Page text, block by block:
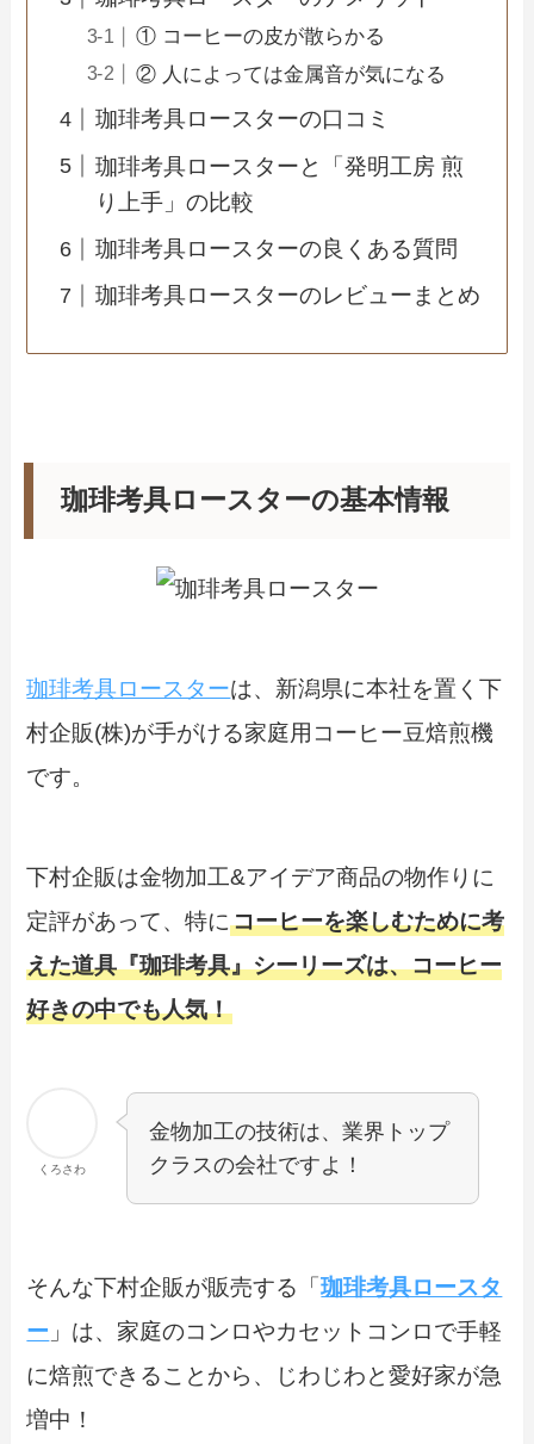
① コーヒーの皮が散らかる
② 人によっては金属音が気になる
珈琲考具ロースターの口コミ
珈琲考具ロースターと「発明工房 煎
り上手」の比較
珈琲考具ロースターの良くある質問
珈琲考具ロースターのレビューまとめ
珈琲考具ロースターの基本情報
珈琲考具ロースターは、新潟県に本社を置く下
村企販(株)が手がける家庭用コーヒー豆焙煎機
です。
下村企販は金物加工&アイデア商品の物作りに
定評があって、特にコーヒーを楽しむために考
えた道具『珈琲考具』シーリーズは、コーヒー
好きの中でも人気！
くろさわ
金物加工の技術は、業界トップ
クラスの会社ですよ！
そんな下村企販が販売する「珈琲考具ロースタ
ー 」は、家庭のコンロやカセットコンロで手軽
に焙煎できることから、じわじわと愛好家が急
増中！